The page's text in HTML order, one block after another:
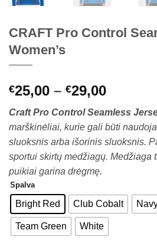
CRAFT Pro Control
Women’s
€25,00 – €29,00Price
€25,00
€29,00
Craft Pro Control Seamless
marškinėliai, kurie gali būti
sluoksnis arba išorinis sluoksnis.
sportui skirtų medžiagų. Medžiaga
puikiai garina drėgmę.
Spalva
Bright Red Club Cobalt
Team Green White